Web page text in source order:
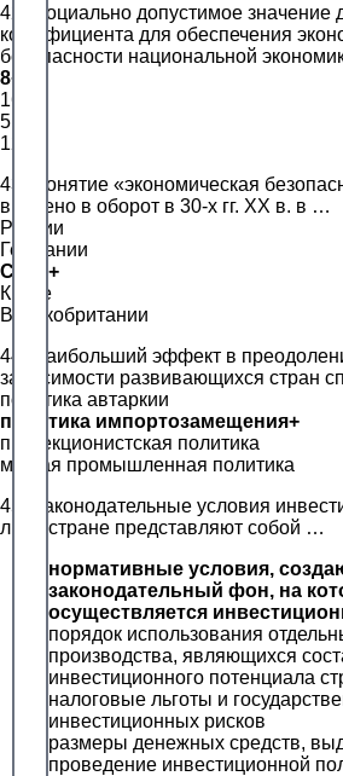
42. Социально допустимое значение
коэффициента для обеспечения
безопасности национальной
8+
16
5
12
43. Понятие «экономическая
введено в оборот в 30-х гг. ХХ в. в …
России
Германии
США+
Китае
Великобритании
44. Наибольший эффект в
зависимости развивающихся стран
политика автаркии
политика импортозамещения+
протекционистская политика
мягкая промышленная политика
45. Законодательные условия
либо стране представляют собой …
нормативные условия,
законодательный фон, на
осуществляется
порядок использования
производства, являющихся
инвестиционного потенциала
налоговые льготы и
инвестиционных рисков
размеры денежных средств,
проведение инвестиционной